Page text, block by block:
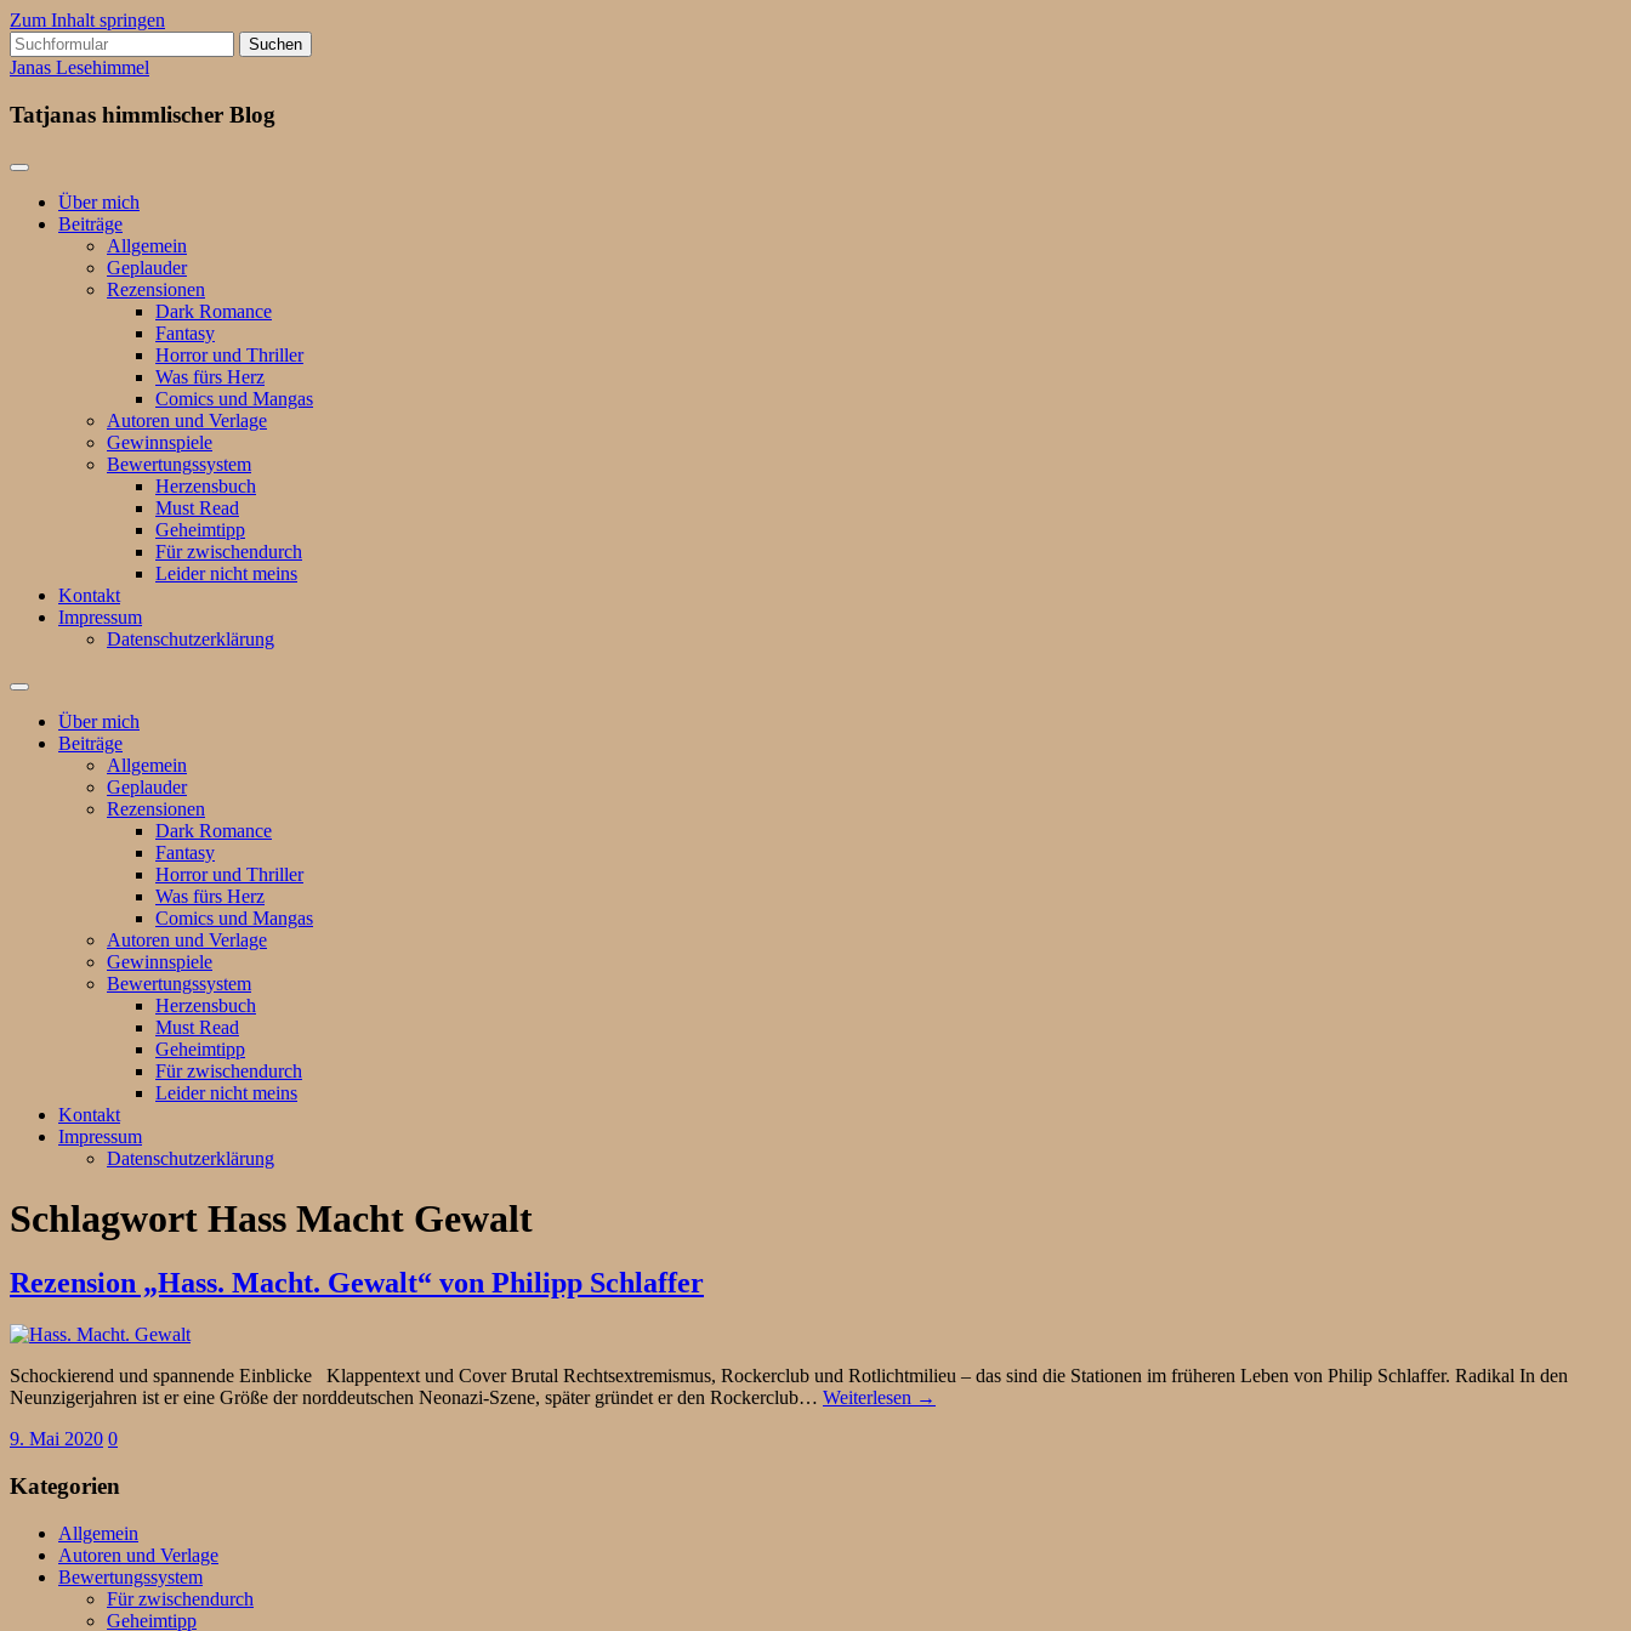
Zum Inhalt springen
Suchen
nach:
Janas Lesehimmel
Tatjanas himmlischer Blog
Über mich
Beiträge
Allgemein
Geplauder
Rezensionen
Dark Romance
Fantasy
Horror und Thriller
Was fürs Herz
Comics und Mangas
Autoren und Verlage
Gewinnspiele
Bewertungssystem
Herzensbuch
Must Read
Geheimtipp
Für zwischendurch
Leider nicht meins
Kontakt
Impressum
Datenschutzerklärung
Suchfeld
ein-/ausblenden
Über mich
Beiträge
Allgemein
Geplauder
Rezensionen
Dark Romance
Fantasy
Horror und Thriller
Was fürs Herz
Comics und Mangas
Autoren und Verlage
Gewinnspiele
Bewertungssystem
Herzensbuch
Must Read
Geheimtipp
Für zwischendurch
Leider nicht meins
Kontakt
Impressum
Datenschutzerklärung
Schlagwort Hass Macht Gewalt
Rezension „Hass. Macht. Gewalt“ von Philipp Schlaffer
Schockierend und spannende Einblicke Klappentext und Cover Brutal Rechtsextremismus, Rockerclub und Rotlichtmilieu – das sind die Stationen im früheren Leben von Philip Schlaffer. Radikal In den
Neunzigerjahren ist er eine Größe der norddeutschen Neonazi-Szene, später gründet er den Rockerclub… Weiterlesen →
9. Mai 2020 0
Kategorien
Allgemein
Autoren und Verlage
Bewertungssystem
Für zwischendurch
Geheimtipp